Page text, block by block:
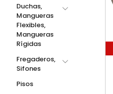
Duchas,
Mangueras
Flexibles,
Mangueras
Rígidas
Fregaderos,
Sifones
Pisos